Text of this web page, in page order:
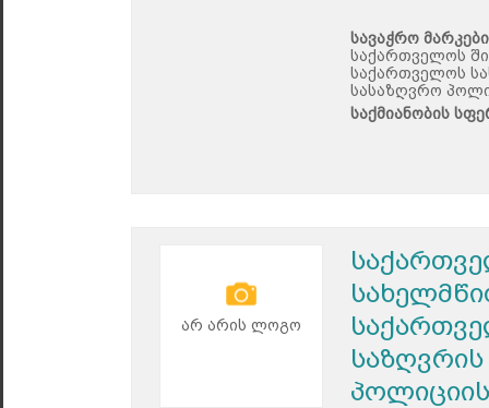
სავაჭრო
საქართველოს
საქართველოს
სასაზღვრო
საქმიანობის
არ არის ლოგო